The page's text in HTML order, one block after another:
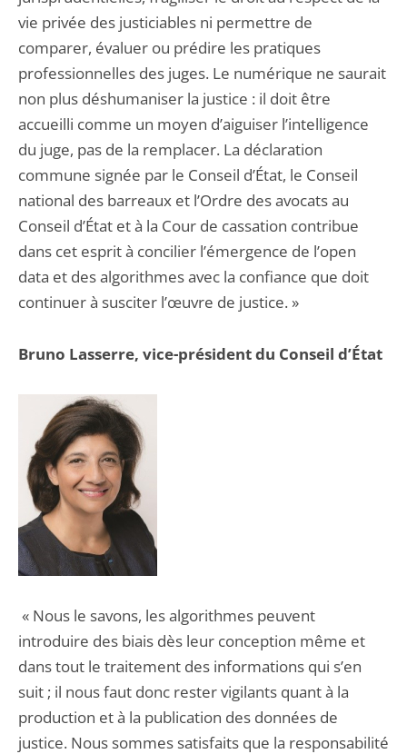
vie privée des justiciables ni permettre de
comparer, évaluer ou prédire les pratiques
professionnelles des juges. Le numérique ne saurait
non plus déshumaniser la justice : il doit être
accueilli comme un moyen d’aiguiser l’intelligence
du juge, pas de la remplacer. La déclaration
commune signée par le Conseil d’État, le Conseil
national des barreaux et l’Ordre des avocats au
Conseil d’État et à la Cour de cassation contribue
dans cet esprit à concilier l’émergence de l’open
data et des algorithmes avec la confiance que doit
continuer à susciter l’œuvre de justice. »
Bruno Lasserre, vice-président du Conseil d’État
« Nous le savons, les algorithmes peuvent
introduire des biais dès leur conception même et
dans tout le traitement des informations qui s’en
suit ; il nous faut donc rester vigilants quant à la
production et à la publication des données de
justice. Nous sommes satisfaits que la responsabilité